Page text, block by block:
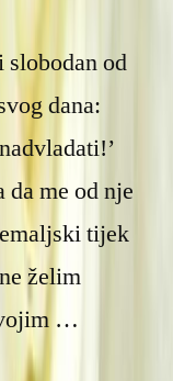
od
dana:
da me od nje
tijek
želim
…